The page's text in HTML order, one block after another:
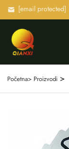
[email protected]
Početna> Proizvodi >